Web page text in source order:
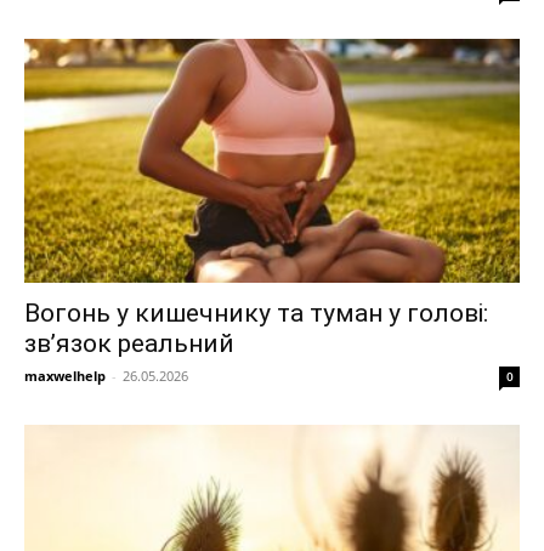
Вогонь у кишечнику та туман у голові:
зв’язок реальний
maxwelhelp - 26.05.2026 0